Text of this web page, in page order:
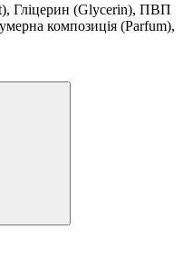
Гліцерин (Glycerin), ПВП
композиція (Parfum),